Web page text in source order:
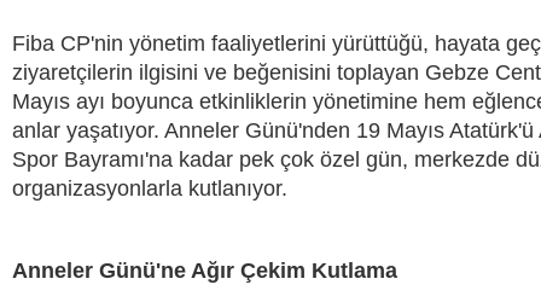
Fiba CP'nin yönetim faaliyetlerini yürüttüğü, hayata
ziyaretçilerin ilgisini ve beğenisini toplayan Gebze
Mayıs ayı boyunca etkinliklerin yönetimine hem
anlar yaşatıyor. Anneler Günü'nden 19 Mayıs
Spor Bayramı'na kadar pek çok özel gün, merkezde
organizasyonlarla kutlanıyor.
Anneler Günü'ne Ağır Çekim Kutlama